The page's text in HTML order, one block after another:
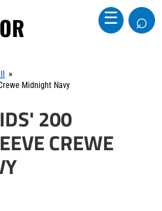
☰ ⌕
»
Midnight Navy
200
CREWE